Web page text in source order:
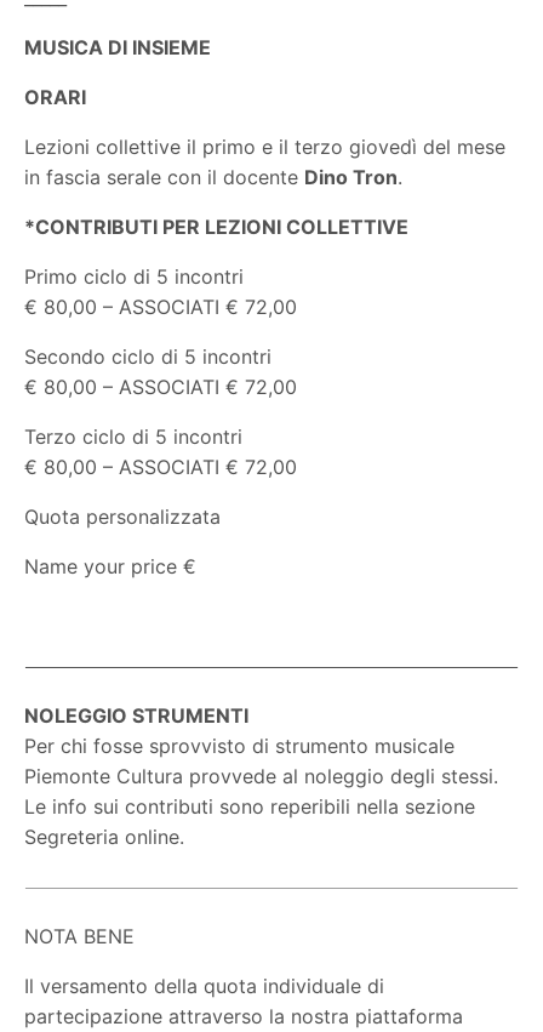
MUSICA DI INSIEME
ORARI
Lezioni collettive il primo e il terzo giovedì del mese
in fascia serale con il docente Dino Tron.
*CONTRIBUTI PER LEZIONI COLLETTIVE
Primo ciclo di 5 incontri
€ 80,00 – ASSOCIATI € 72,00
Secondo ciclo di 5 incontri
€ 80,00 – ASSOCIATI € 72,00
Terzo ciclo di 5 incontri
€ 80,00 – ASSOCIATI € 72,00
Quota personalizzata
Name your price €
NOLEGGIO STRUMENTI
Per chi fosse sprovvisto di strumento musicale
Piemonte Cultura provvede al noleggio degli stessi.
Le info sui contributi sono reperibili nella sezione
Segreteria online.
NOTA BENE
Il versamento della quota individuale di
partecipazione attraverso la nostra piattaforma